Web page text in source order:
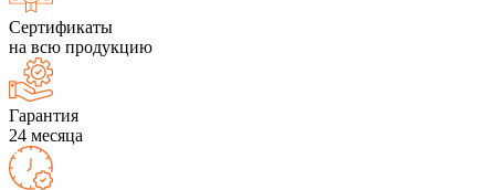
Сертификаты
на всю продукцию
Гарантия
24 месяца